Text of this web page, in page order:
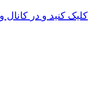
کلیک کنید و در